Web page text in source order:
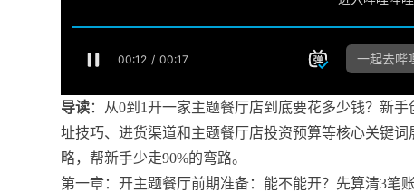
导读：从0到1开一家主题餐厅店到底要花多少钱？新
址技巧、进货渠道和主题餐厅店投资预算等核心关键
略，帮新手少走90%的弯路。
第一章：开主题餐厅前期准备：能不能开？先算清3笔账